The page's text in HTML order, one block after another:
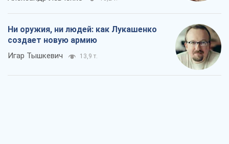
Ни оружия, ни людей: как Лукашенко
создает новую армию
Игар Тышкевич 13,9 т.